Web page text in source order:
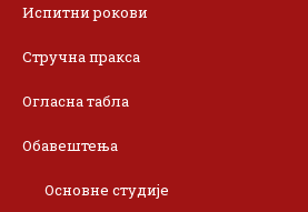
Испитни рокови
Стручна пракса
Огласна табла
Обавештења
Основне студије